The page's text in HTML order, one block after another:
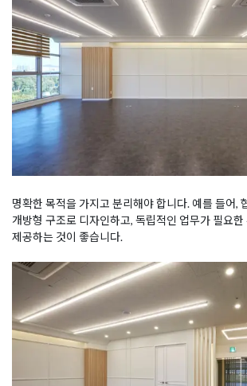
명확한 목적을 가지고 분리해야 합니다. 예를 들어,
개방형 구조로 디자인하고, 독립적인 업무가 필요
제공하는 것이 좋습니다.